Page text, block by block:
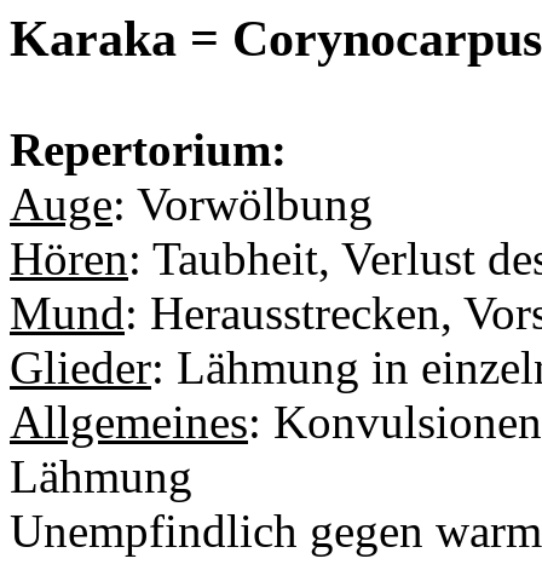
Karaka =
Repertorium:
Auge: Vorwölbung
Hören: Taubheit, Verlust
Mund: Herausstrecken,
Glieder: Lähmung in
Allgemeines:
Lähmung
Unempfindlich gegen